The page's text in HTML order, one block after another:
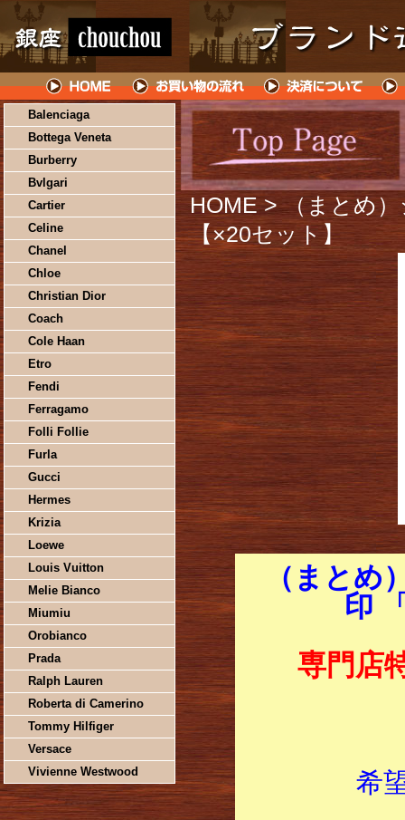
Balenciaga
Bottega Veneta
Burberry
Bvlgari
Cartier
Celine
Chanel
Chloe
Christian Dior
Coach
Cole Haan
Etro
Fendi
Ferragamo
Folli Follie
Furla
Gucci
Hermes
Krizia
Loewe
Louis Vuitton
Melie Bianco
Miumiu
Orobianco
Prada
Ralph Lauren
Roberta di Camerino
Tommy Hilfiger
Versace
Vivienne Westwood
HOME > （まとめ
【×20セット】
（まとめ
印
専門店
希